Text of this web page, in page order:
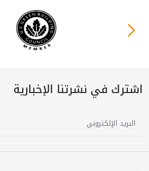
اشترك في نشرتنا الإخبارية